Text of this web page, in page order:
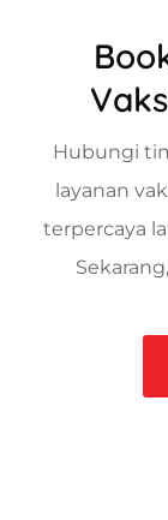
Hubungi
layanan
terpercaya